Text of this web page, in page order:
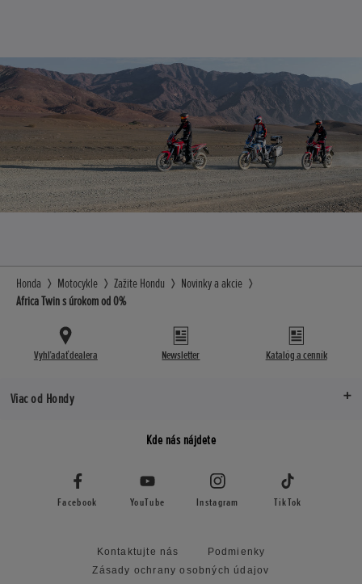
Honda Motocykle Zažite Hondu
Novinky a akcie
Africa Twin s úrokom od 0%
Vyhľadať dealera Newsletter Katalóg a cenník
Viac od Hondy
Kde nás nájdete
Facebook YouTube Instagram TikTok
Kontaktujte nás
Podmienky
Zásady ochrany osobných údajov